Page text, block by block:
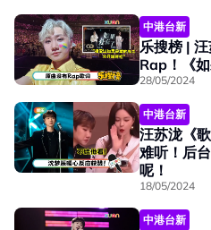
中港台新
乐搜榜 |
Rap！《
28/05/2024
中港台新
汪苏泷《
难听！后
呢！
18/05/2024
中港台新